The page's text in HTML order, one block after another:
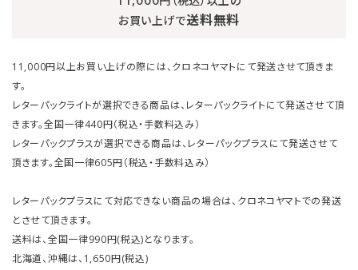
お買い上げで送料無料
11,000円以上お買い上げの際には、クロネコヤマトにて発送させて頂きま
す。
レターパックライトが選択できる商品は、レターパックライトにて発送させて頂
きます。全国一律440円（税込・手数料込み）
レターパックプラスが選択できる商品は、レターパックプラスにて発送させて
頂きます。全国一律605円（税込・手数料込み）
レターパックプラスにて対応できない商品の場合は、クロネコヤマトでの発送
とさせて頂きます。
送料は、全国一律990円(税込)となります。
北海道、沖縄は、1,650円(税込)